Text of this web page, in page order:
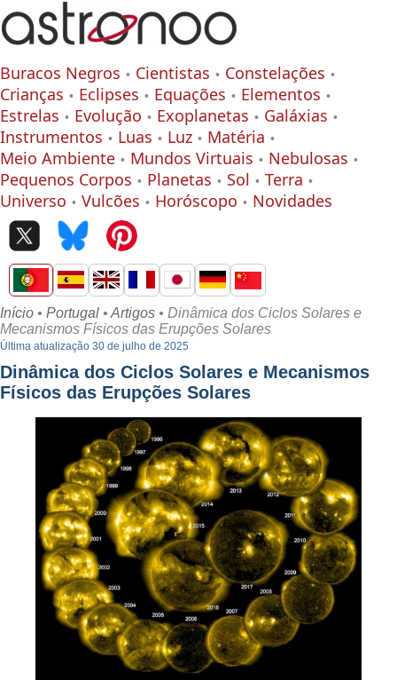
Buracos Negros Cientistas
Constelações
Crianças
Eclipses Equações
Elementos
Estrelas
Evolução Exoplanetas
Galáxias
Instrumentos
Luas Luz
Matéria
Meio Ambiente
Mundos Virtuais
Nebulosas
Pequenos Corpos
Planetas Sol
Terra
Universo
Vulcões Horóscopo Novidades
Início • Portugal • Artigos • Dinâmica dos Ciclos Solares e
Mecanismos Físicos das Erupções Solares
Última atualização 30 de julho de 2025
Dinâmica dos Ciclos Solares e Mecanismos
Físicos das Erupções Solares